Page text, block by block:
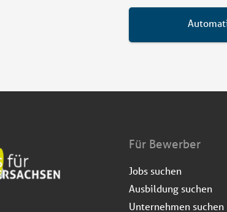
Für Bewerber
Jobs suchen
Ausbildung suchen
Unternehmen suchen